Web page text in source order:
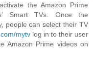
the Amazon Prime
Smart TVs. Once the
people can select their TV
mytv log in to their user
Amazon Prime videos on